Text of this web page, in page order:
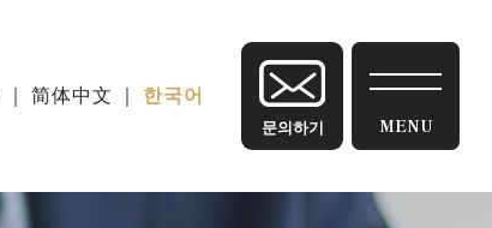
简体中文 한국어
문의하기